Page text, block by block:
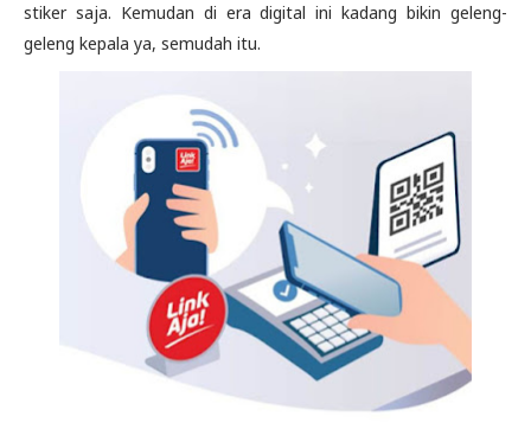
stiker saja. Kemudan di era digital ini kadang bikin geleng-
geleng kepala ya, semudah itu.